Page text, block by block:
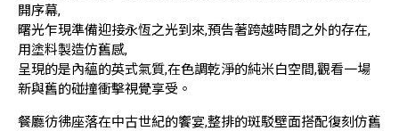
開序幕,
曙光乍現準備迎接永恆之光到來,預告著跨越時間之外的存在,
用塗料製造仿舊感,
呈現的是內蘊的英式氣質,在色調乾淨的純米白空間,觀看一場
新與舊的碰撞衝擊視覺享受。
餐廳彷彿座落在中古世紀的饗宴,整排的斑駁壁面搭配復刻仿舊